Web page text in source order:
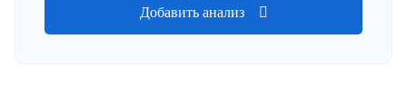
Добавить анализ